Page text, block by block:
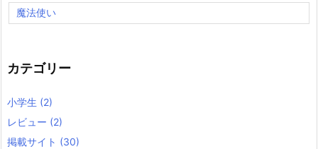
魔法使い
カテゴリー
小学生 (2)
レビュー (2)
掲載サイト (30)